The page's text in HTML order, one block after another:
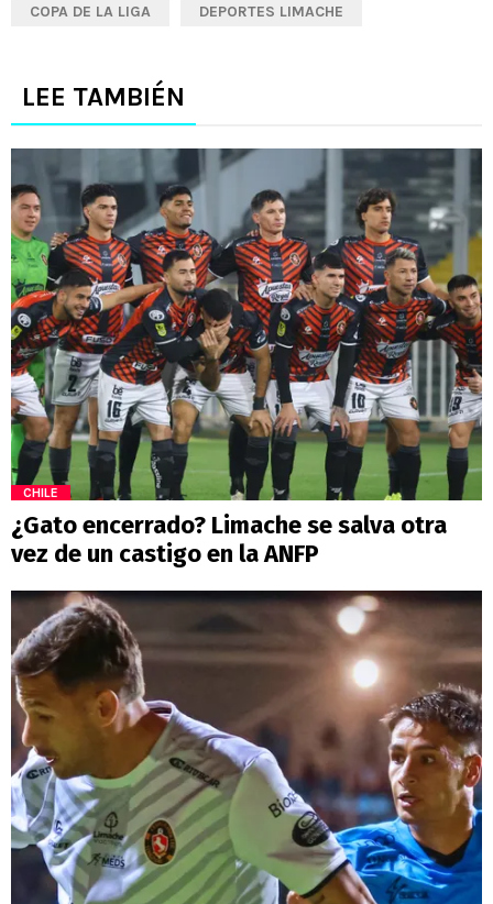
COPA DE LA LIGA DEPORTES LIMACHE
LEE TAMBIÉN
CHILE
¿Gato encerrado? Limache se salva otra
vez de un castigo en la ANFP